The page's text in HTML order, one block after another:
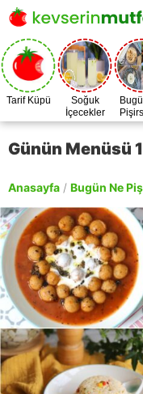
Tarif Küpü
Soğuk
İçecekler
Günün Menüsü
Anasayfa / Bugün Ne